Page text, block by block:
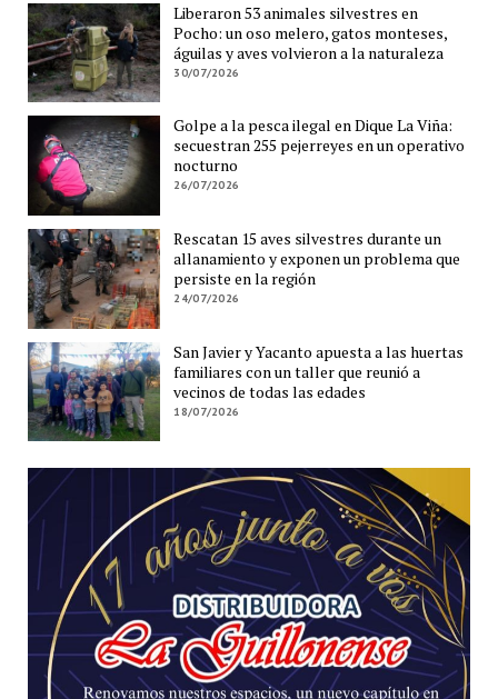
Liberaron 53 animales silvestres en
Pocho: un oso melero, gatos monteses,
águilas y aves volvieron a la naturaleza
30/07/2026
Golpe a la pesca ilegal en Dique La Viña:
secuestran 255 pejerreyes en un operativo
nocturno
26/07/2026
Rescatan 15 aves silvestres durante un
allanamiento y exponen un problema que
persiste en la región
24/07/2026
San Javier y Yacanto apuesta a las huertas
familiares con un taller que reunió a
vecinos de todas las edades
18/07/2026